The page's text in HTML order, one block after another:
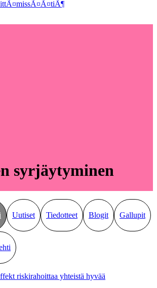
syrjäytyminen
Uutiset Tiedotteet Blogit Gallupit